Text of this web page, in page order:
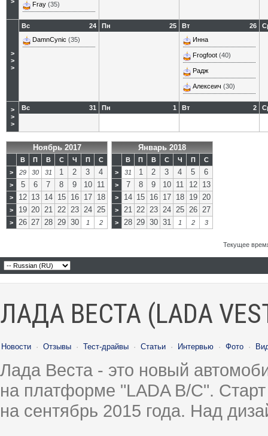
Fray (35)
>
>
>
24
Вс
DamnCynic (35)
25
Пн 26
Вт
Инна
Frogfoot (40)
Радж
Алексеич (30)
>
>
>
31
Вс 1
Пн 2
Вт
Ноябрь 2017
В П В С Ч П
С
>
29 30 31 1 2 3 4
> 5 6 7 8 9 10 11
> 12 13 14 15 16 17 18
> 19 20 21 22 23 24 25
> 26 27 28 29 30 1 2
Январь 2018
В П В С Ч П
С
>
31 1 2 3 4 5 6
> 7 8 9 10 11 12 13
> 14 15 16 17 18 19 20
> 21 22 23 24 25 26 27
> 28 29 30 31 1 2 3
Текущее
ЛАДА ВЕСТА (LADA
Новости · Отзывы · Тест-драйвы · Статьи · Интервью · Фото ·
Лада Веста - это новый
на платформе "LADA B/C".
на сентябрь 2015 года. Над